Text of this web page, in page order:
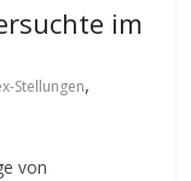
im
Stellungen,
von